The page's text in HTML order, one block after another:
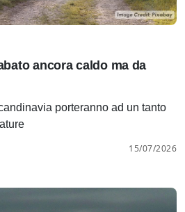
ancora caldo ma da
porteranno ad un tanto
15/07/2026